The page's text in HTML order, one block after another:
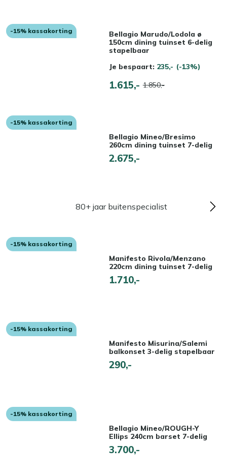
-15% kassakorting
Bellagio Marudo/Lodola ø
150cm dining tuinset 6-delig
stapelbaar
Je bespaart: 235,- (-13%)
1.615,- 1.850,-
-15% kassakorting
Bellagio Mineo/Bresimo
260cm dining tuinset 7-delig
2.675,-
80+ jaar buitenspecialist
-15% kassakorting
Manifesto Rivola/Menzano
220cm dining tuinset 7-delig
1.710,-
-15% kassakorting
Manifesto Misurina/Salemi
balkonset 3-delig stapelbaar
290,-
-15% kassakorting
Bellagio Mineo/ROUGH-Y
Ellips 240cm barset 7-delig
3.700,-